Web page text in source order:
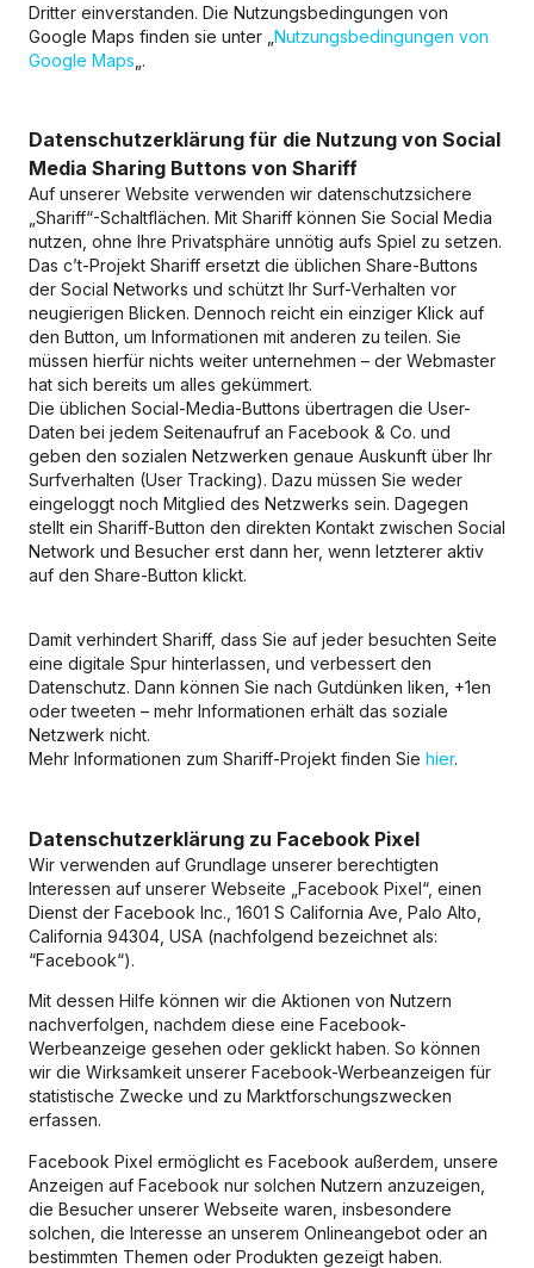
Dritter einverstanden. Die Nutzungsbedingungen von
Google Maps finden sie unter „ Nutzungsbedingungen von
Google Maps „.
Datenschutzerklärung für die Nutzung von Social
Media Sharing Buttons von Shariff
Auf unserer Website verwenden wir datenschutzsichere
„Shariff“-Schaltflächen. Mit Shariff können Sie Social Media
nutzen, ohne Ihre Privatsphäre unnötig aufs Spiel zu setzen.
Das c’t-Projekt Shariff ersetzt die üblichen Share-Buttons
der Social Networks und schützt Ihr Surf-Verhalten vor
neugierigen Blicken. Dennoch reicht ein einziger Klick auf
den Button, um Informationen mit anderen zu teilen. Sie
müssen hierfür nichts weiter unternehmen – der Webmaster
hat sich bereits um alles gekümmert.
Die üblichen Social-Media-Buttons übertragen die User-
Daten bei jedem Seitenaufruf an Facebook & Co. und
geben den sozialen Netzwerken genaue Auskunft über Ihr
Surfverhalten (User Tracking). Dazu müssen Sie weder
eingeloggt noch Mitglied des Netzwerks sein. Dagegen
stellt ein Shariff-Button den direkten Kontakt zwischen Social
Network und Besucher erst dann her, wenn letzterer aktiv
auf den Share-Button klickt.
Damit verhindert Shariff, dass Sie auf jeder besuchten Seite
eine digitale Spur hinterlassen, und verbessert den
Datenschutz. Dann können Sie nach Gutdünken liken, +1en
oder tweeten – mehr Informationen erhält das soziale
Netzwerk nicht.
Mehr Informationen zum Shariff-Projekt finden Sie hier.
Datenschutzerklärung zu Facebook Pixel
Wir verwenden auf Grundlage unserer berechtigten
Interessen auf unserer Webseite „Facebook Pixel“, einen
Dienst der Facebook Inc., 1601 S California Ave, Palo Alto,
California 94304, USA (nachfolgend bezeichnet als:
“Facebook“).
Mit dessen Hilfe können wir die Aktionen von Nutzern
nachverfolgen, nachdem diese eine Facebook-
Werbeanzeige gesehen oder geklickt haben. So können
wir die Wirksamkeit unserer Facebook-Werbeanzeigen für
statistische Zwecke und zu Marktforschungszwecken
erfassen.
Facebook Pixel ermöglicht es Facebook außerdem, unsere
Anzeigen auf Facebook nur solchen Nutzern anzuzeigen,
die Besucher unserer Webseite waren, insbesondere
solchen, die Interesse an unserem Onlineangebot oder an
bestimmten Themen oder Produkten gezeigt haben.